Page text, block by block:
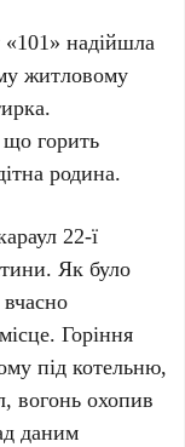
надійшла
житловому
горить
родина.
22-ї
Як було
Горіння
під котельню,
вогонь охопив
даним